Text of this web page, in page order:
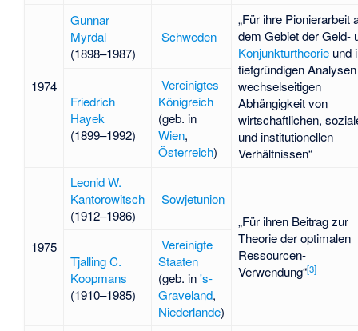
1974
Gunnar
Myrdal
(1898–1987)
Schweden
„Für ihre Pionierarbeit
dem Gebiet der Geld-
Konjunkturtheorieund
tiefgründigen
wechselseitigen
Abhängigkeit von
wirtschaftlichen,
und institutionellen
Verhältnissen“
Friedrich
Hayek
(1899–1992)
Vereinigtes
Königreich
(geb. in
Wien,
Österreich)
1975
Leonid W.
Kantorowitsch
(1912–1986)
Sowjetunion
„Für ihren Beitrag zur
Theorie der optimalen
Ressourcen-
Verwendung“[3]
Tjalling C.
Koopmans
(1910–1985)
Vereinigte
Staaten
(geb. in's-
Graveland,
Niederlande)